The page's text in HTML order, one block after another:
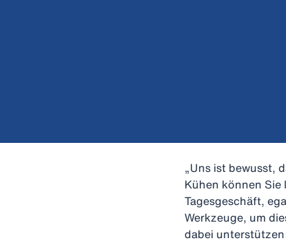
„Uns ist bewusst,
Kühen können
Tagesgeschäft,
Werkzeuge, um
dabei unterstützen